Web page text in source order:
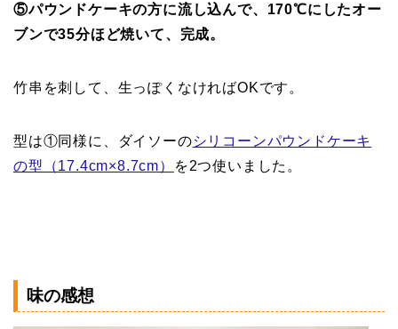
⑤パウンドケーキの方に流し込んで、170℃にしたオー
ブンで35分ほど焼いて、完成。
竹串を刺して、生っぽくなければOKです。
型は①同様に、ダイソーのシリコーンパウンドケーキ
の型（17.4cm×8.7cm）
を2つ使いました。
味の感想